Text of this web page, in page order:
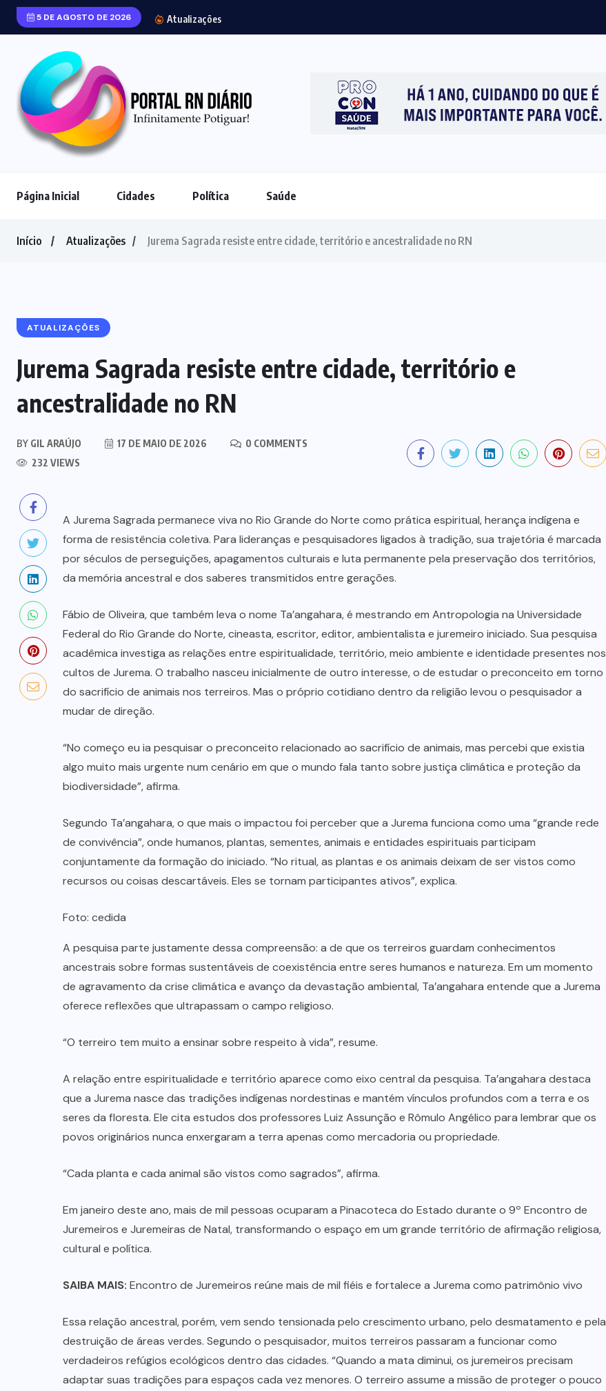
5 DE AGOSTO DE 2026 Atualizações
Página Inicial Cidades Política Saúde
Início Atualizações Jurema Sagrada resiste entre cidade, território e ancestralidade no RN
ATUALIZAÇÕES
Jurema Sagrada resiste entre cidade, território e
ancestralidade no RN
BY GIL ARAÚJO 17 DE MAIO DE 2026
0 COMMENTS
232 VIEWS
A Jurema Sagrada permanece viva no Rio Grande do Norte como prática espiritual, herança indígena e
forma de resistência coletiva. Para lideranças e pesquisadores ligados à tradição, sua trajetória é marcada
por séculos de perseguições, apagamentos culturais e luta permanente pela preservação dos territórios,
da memória ancestral e dos saberes transmitidos entre gerações.
Fábio de Oliveira, que também leva o nome Ta’angahara, é mestrando em Antropologia na Universidade
Federal do Rio Grande do Norte, cineasta, escritor, editor, ambientalista e juremeiro iniciado. Sua pesquisa
acadêmica investiga as relações entre espiritualidade, território, meio ambiente e identidade presentes nos
cultos de Jurema. O trabalho nasceu inicialmente de outro interesse, o de estudar o preconceito em torno
do sacrifício de animais nos terreiros. Mas o próprio cotidiano dentro da religião levou o pesquisador a
mudar de direção.
“No começo eu ia pesquisar o preconceito relacionado ao sacrifício de animais, mas percebi que existia
algo muito mais urgente num cenário em que o mundo fala tanto sobre justiça climática e proteção da
biodiversidade”, afirma.
Segundo Ta’angahara, o que mais o impactou foi perceber que a Jurema funciona como uma “grande rede
de convivência”, onde humanos, plantas, sementes, animais e entidades espirituais participam
conjuntamente da formação do iniciado. “No ritual, as plantas e os animais deixam de ser vistos como
recursos ou coisas descartáveis. Eles se tornam participantes ativos”, explica.
Foto: cedida
A pesquisa parte justamente dessa compreensão: a de que os terreiros guardam conhecimentos
ancestrais sobre formas sustentáveis de coexistência entre seres humanos e natureza. Em um momento
de agravamento da crise climática e avanço da devastação ambiental, Ta’angahara entende que a Jurema
oferece reflexões que ultrapassam o campo religioso.
“O terreiro tem muito a ensinar sobre respeito à vida”, resume.
A relação entre espiritualidade e território aparece como eixo central da pesquisa. Ta’angahara destaca
que a Jurema nasce das tradições indígenas nordestinas e mantém vínculos profundos com a terra e os
seres da floresta. Ele cita estudos dos professores Luiz Assunção e Rômulo Angélico para lembrar que os
povos originários nunca enxergaram a terra apenas como mercadoria ou propriedade.
“Cada planta e cada animal são vistos como sagrados”, afirma.
Em janeiro deste ano, mais de mil pessoas ocuparam a Pinacoteca do Estado durante o 9º Encontro de
Juremeiros e Juremeiras de Natal, transformando o espaço em um grande território de afirmação religiosa,
cultural e política.
SAIBA MAIS: Encontro de Juremeiros reúne mais de mil fiéis e fortalece a Jurema como patrimônio vivo
Essa relação ancestral, porém, vem sendo tensionada pelo crescimento urbano, pelo desmatamento e pela
destruição de áreas verdes. Segundo o pesquisador, muitos terreiros passaram a funcionar como
verdadeiros refúgios ecológicos dentro das cidades. “Quando a mata diminui, os juremeiros precisam
adaptar suas tradições para espaços cada vez menores. O terreiro assume a missão de proteger o pouco
SEM CATEGORIA
Assú é selecionado para projeto
do MPRN e UFRN que fortalece a
educação especial inclusiva no RN
SEM CATEGORIA
Justiça condena dupla de fugitivos
de Mossoró e mais quatro homens
que deram apoio à fuga – Portal de
Notícias Senadinho
5 DE AGOSTO DE 2026